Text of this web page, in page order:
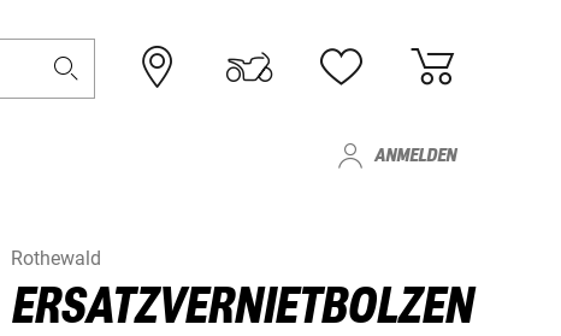
ANMELDEN
Rothewald
ERSATZVERNIETBOLZEN